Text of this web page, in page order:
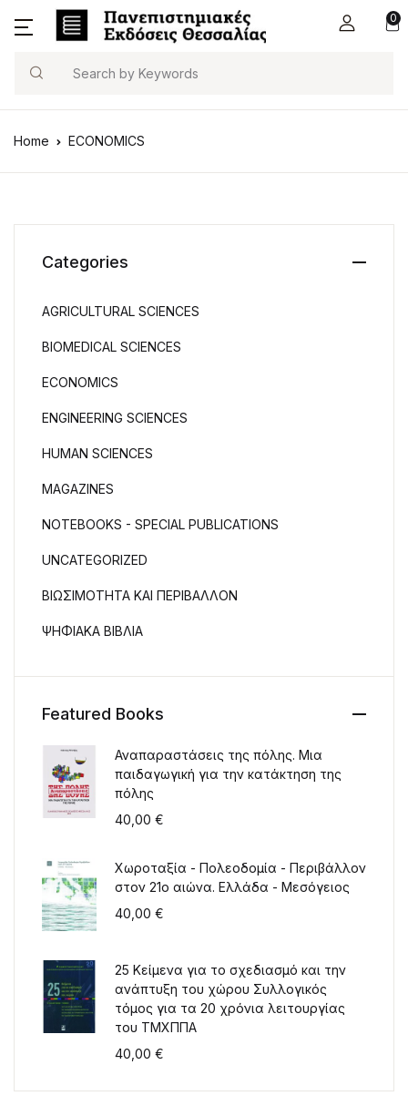
0
Search
Home ECONOMICS
Categories
AGRICULTURAL SCIENCES
BIOMEDICAL SCIENCES
ECONOMICS
ENGINEERING SCIENCES
HUMAN SCIENCES
MAGAZINES
NOTEBOOKS - SPECIAL PUBLICATIONS
UNCATEGORIZED
ΒΙΩΣΙΜΟΤΗΤΑ ΚΑΙ ΠΕΡΙΒΑΛΛΟΝ
ΨΗΦΙΑΚΑ ΒΙΒΛΙΑ
Featured Books
Αναπαραστάσεις της πόλης. Μια
παιδαγωγική για την κατάκτηση της
πόλης
40,00 €
Χωροταξία - Πολεοδομία - Περιβάλλον
στον 21ο αιώνα. Ελλάδα - Μεσόγειος
40,00 €
25 Κείμενα για το σχεδιασμό και την
ανάπτυξη του χώρου Συλλογικός
τόμος για τα 20 χρόνια λειτουργίας
του ΤΜΧΠΠΑ
40,00 €